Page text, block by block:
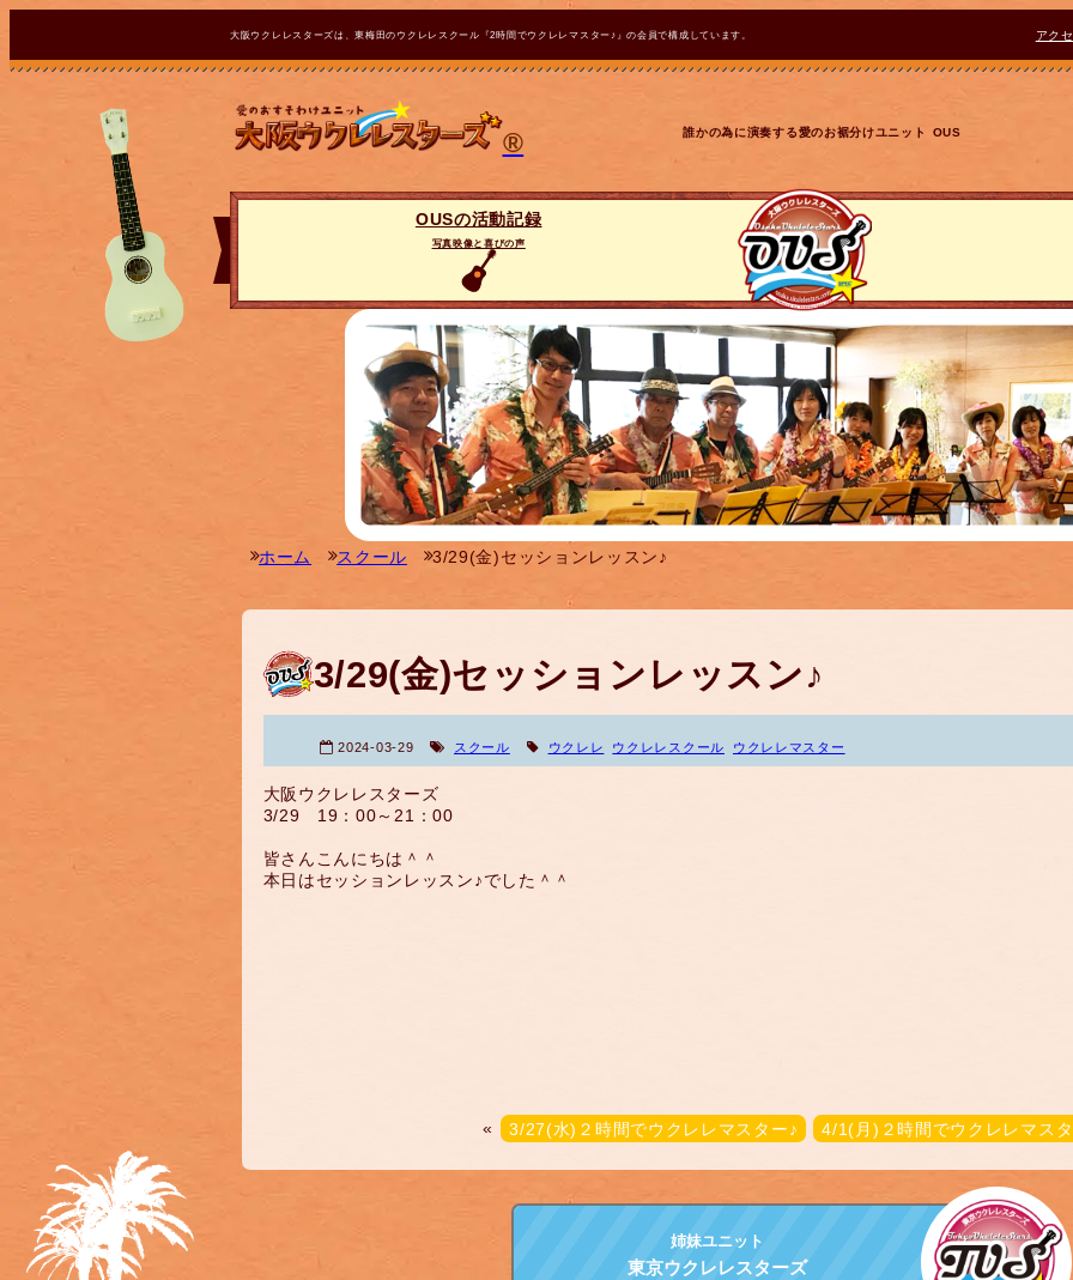
大阪ウクレレスターズは、東梅田のウクレレスクール『2時間でウクレレマスター♪』の会員で構成しています。 アク
® 誰かの為に演奏する愛のお裾分けユニット OUS
OUSの活動記録
写真映像と喜びの声
ホーム スクール 3/29(金)セッションレッスン♪
3/29(金)セッションレッスン♪
2024-03-29 スクール ウクレレ ウクレレスクール ウクレレマスター
大阪ウクレレスターズ
3/29 19：00～21：00
皆さんこんにちは＾＾
本日はセッションレッスン♪でした＾＾
« 3/27(水)２時間でウクレレマスター♪ 4/1(月)２時間でウクレレマス
姉妹ユニット
東京ウクレレスターズ